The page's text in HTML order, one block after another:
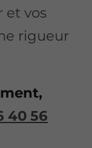
et vos
rigueur
40 56